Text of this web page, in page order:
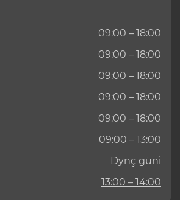
09:00 – 18:00
09:00 – 18:00
09:00 – 18:00
09:00 – 18:00
09:00 – 18:00
09:00 – 13:00
Dynç güni
13:00 – 14:00